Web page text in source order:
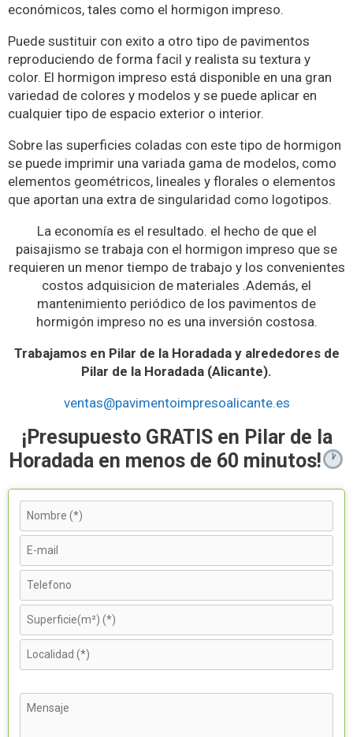
económicos, tales como el hormigon impreso.
Puede sustituir con exito a otro tipo de pavimentos
reproduciendo de forma facil y realista su textura y
color. El hormigon impreso está disponible en una gran
variedad de colores y modelos y se puede aplicar en
cualquier tipo de espacio exterior o interior.
Sobre las superficies coladas con este tipo de hormigon
se puede imprimir una variada gama de modelos, como
elementos geométricos, lineales y florales o elementos
que aportan una extra de singularidad como logotipos.
La economía es el resultado. el hecho de que el
paisajismo se trabaja con el hormigon impreso que se
requieren un menor tiempo de trabajo y los convenientes
costos adquisicion de materiales .Además, el
mantenimiento periódico de los pavimentos de
hormigón impreso no es una inversión costosa.
Trabajamos en Pilar de la Horadada y alrededores de
Pilar de la Horadada (Alicante).
ventas@pavimentoimpresoalicante.es
¡Presupuesto GRATIS en Pilar de la
Horadada en menos de 60 minutos!